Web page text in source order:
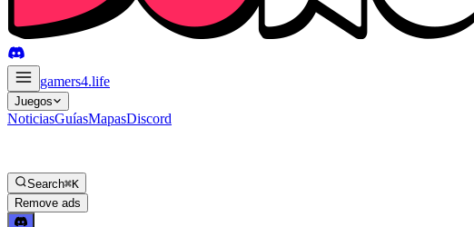
gamers4.life
Juegos
NoticiasGuíasMapasDiscord
Search⌘K
Remove ads